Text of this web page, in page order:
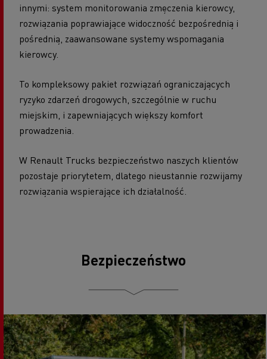
innymi: system monitorowania zmęczenia kierowcy,
rozwiązania poprawiające widoczność bezpośrednią i
pośrednią, zaawansowane systemy wspomagania
kierowcy.
To kompleksowy pakiet rozwiązań ograniczających
ryzyko zdarzeń drogowych, szczególnie w ruchu
miejskim, i zapewniających większy komfort
prowadzenia.
W Renault Trucks bezpieczeństwo naszych klientów
pozostaje priorytetem, dlatego nieustannie rozwijamy
rozwiązania wspierające ich działalność.
Bezpieczeństwo